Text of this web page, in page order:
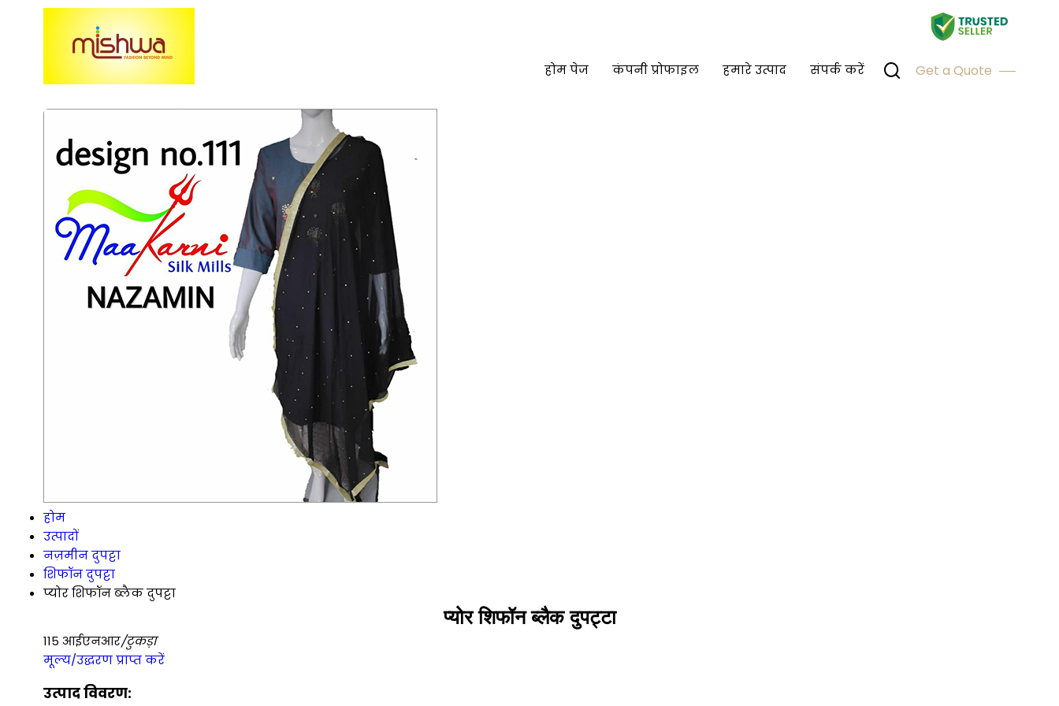
होम पेज कंपनी प्रोफाइल हमारे उत्पाद संपर्क करें Get a Quote
होम
उत्पादों
नज़मीन दुपट्टा
शिफॉन दुपट्टा
प्योर शिफॉन ब्लैक दुपट्टा
प्योर शिफॉन ब्लैक दुपट्टा
115 आईएनआर/टुकड़ा
मूल्य/उद्धरण प्राप्त करें
उत्पाद विवरण: